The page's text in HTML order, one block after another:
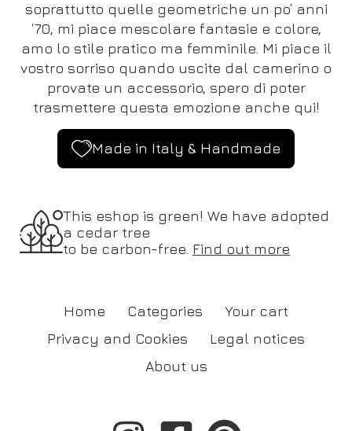
soprattutto quelle geometriche un po’ anni
‘70, mi piace mescolare fantasie e colore,
amo lo stile pratico ma femminile. Mi piace il
vostro sorriso quando uscite dal camerino o
provate un accessorio, spero di poter
trasmettere questa emozione anche qui!
Made in Italy & Handmade
This eshop is green! We have adopted
a cedar tree
to be carbon-free. Find out more
Home Categories
Your cart
Privacy and Cookies
Legal notices
About us